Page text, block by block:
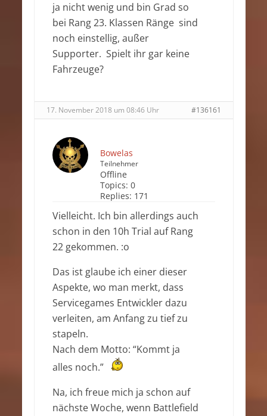
ja nicht wenig und bin Grad so
bei Rang 23. Klassen Ränge sind
noch einstellig, außer
Supporter. Spielt ihr gar keine
Fahrzeuge?
17. November 2018 um 08:46 Uhr #136161
Bowelas
Teilnehmer
Offline
Topics: 0
Replies: 171
Vielleicht. Ich bin allerdings auch
schon in den 10h Trial auf Rang
22 gekommen. :o
Das ist glaube ich einer dieser
Aspekte, wo man merkt, dass
Servicegames Entwickler dazu
verleiten, am Anfang zu tief zu
stapeln.
Nach dem Motto: “Kommt ja
alles noch.”
Na, ich freue mich ja schon auf
nächste Woche, wenn Battlefield